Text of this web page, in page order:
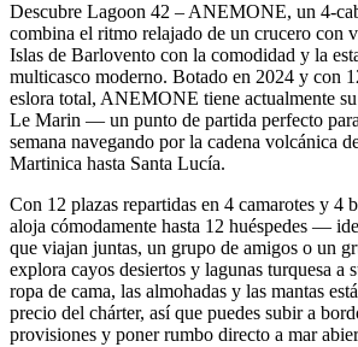
Descubre Lagoon 42 – ANEMONE, un 4-
combina el ritmo relajado de un crucero con
Islas de Barlovento con la comodidad y la
multicasco moderno. Botado en 2024 y con
eslora total, ANEMONE tiene actualmente
Le Marin — un punto de partida perfecto para
semana navegando por la cadena volcánica
Martinica hasta Santa Lucía.
Con 12 plazas repartidas en 4 camarotes y 4
aloja cómodamente hasta 12 huéspedes —
que viajan juntas, un grupo de amigos o un
explora cayos desiertos y lagunas turquesa a
ropa de cama, las almohadas y las mantas
precio del chárter, así que puedes subir a
provisiones y poner rumbo directo a mar